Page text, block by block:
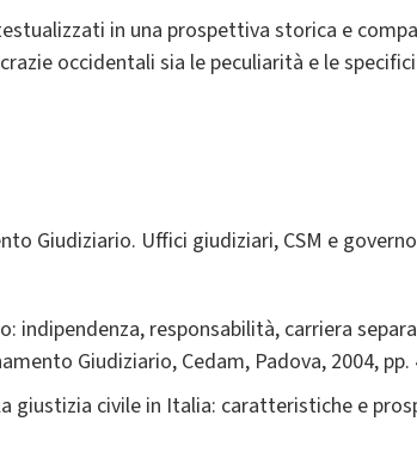
in una prospettiva storica e
occidentali sia le peculiarità e le
Giudiziario. Uffici giudiziari, CSM e
indipendenza, responsabilità, carriera
Giudiziario, Cedam, Padova, 2004, pp.
giustizia civile in Italia: caratteristiche e